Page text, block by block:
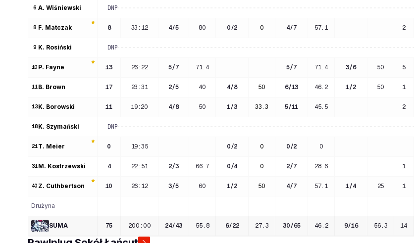
6 A. Wiśniewski DNP
8 F. Matczak 8 33:12 4/5 80 0 /2 0 4/7 57.1 2
9 K. Rosiński DNP
10 P. Fayne 13 26:22 5/7 71.4 5/7 71.4 3/6 50 5
11 B. Brown 17 23:31 2/5 40 4/8 50 6/13 46.2 1/2 50 1
13 K. Borowski 11 19:20 4/8 50 1/3 33.3 5/11 45.5 2
18 K. Szymański DNP
21 T. Meier 0 19:35 0 /2 0 0 /2 0
31 M. Kostrzewski 4 22:51 2/3 66.7 0 /4 0 2/7 28.6 1
40 Z. Cuthbertson 10 26:12 3/5 60 1/2 50 4/7 57.1 1/4 25 1
Drużyna
SUMA 75 200 : 00 24/43 55.8 6/22 27.3 30 /65 46.2 9/16 56.3 14